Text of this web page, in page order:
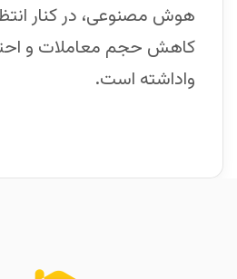
هوش مصنوعی، در کنار
کاهش حجم معاملات و
واداشته است.